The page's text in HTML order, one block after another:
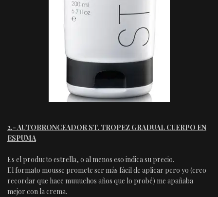
2.- AUTOBRONCEADOR ST. TROPEZ GRADUAL CUERPO EN
ESPUMA
Es el producto estrella, o al menos eso indica su precio.
El formato mousse promete ser más fácil de aplicar pero yo (creo
recordar que hace muuuchos años que lo probé) me apañaba
mejor con la crema.